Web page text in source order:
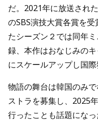
だ。2021年に放送され
のSBS演技大賞各賞を
たシーズン２では同年
録、本作はおなじみの
にスケールアップし国
物語の舞台は韓国のみ
ストラを募集し、2025
行ったことも話題になっ